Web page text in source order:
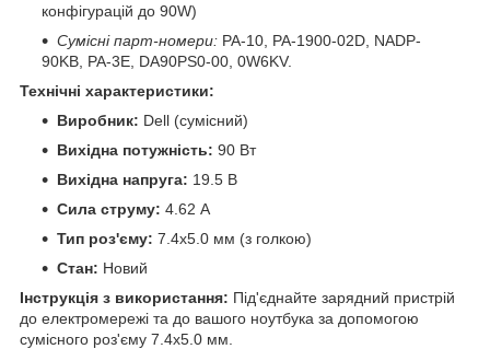
конфігурацій до 90W)
Сумісні парт-номери: PA-10, PA-1900-02D, NADP-
90KB, PA-3E, DA90PS0-00, 0W6KV.
Технічні характеристики:
Виробник: Dell (сумісний)
Вихідна потужність: 90 Вт
Вихідна напруга: 19.5 В
Сила струму: 4.62 А
Тип роз'єму: 7.4x5.0 мм (з голкою)
Стан: Новий
Інструкція з використання: Під'єднайте зарядний пристрій
до електромережі та до вашого ноутбука за допомогою
сумісного роз'єму 7.4x5.0 мм.